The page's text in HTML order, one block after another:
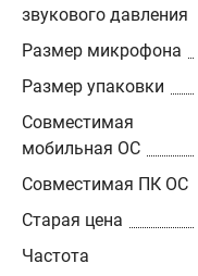
звукового давления
Размер микрофона
Размер упаковки
Совместимая
мобильная ОС
Совместимая ПК ОС
Старая цена
Частота